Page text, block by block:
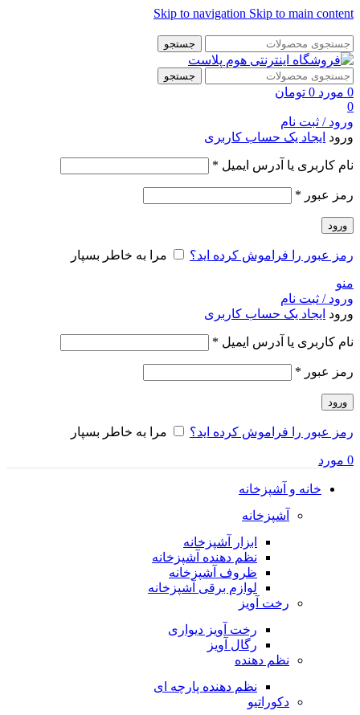
Skip to navigation Skip to main content
👈با کلیک روی این نوشته عضو کانال هوم پلاست در پیام رسان بله
شوید👉
جستجو
جستجو
0 مورد 0 تومان
0
ورود / ثبت نام
ورود ایجاد یک حساب کاربری
نام کاربری یا آدرس ایمیل *
رمز عبور *
ورود
رمز عبور را فراموش کرده اید؟ مرا به خاطر بسپار
منو
ورود / ثبت نام
ورود ایجاد یک حساب کاربری
نام کاربری یا آدرس ایمیل *
رمز عبور *
ورود
رمز عبور را فراموش کرده اید؟ مرا به خاطر بسپار
0 مورد
خانه و آشپزخانه
آشپزخانه
ابزار آشپزخانه
نظم دهنده آشپزخانه
ظروف آشپزخانه
لوازم برقی آشپزخانه
رخت آویز
رخت آویز دیواری
رگال آویز
نظم دهنده
نظم دهنده پارچه ای
دکوراتیو